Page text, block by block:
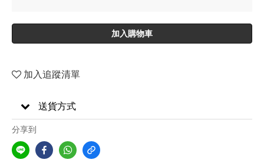
加入購物車
加入追蹤清單
送貨方式
分享到